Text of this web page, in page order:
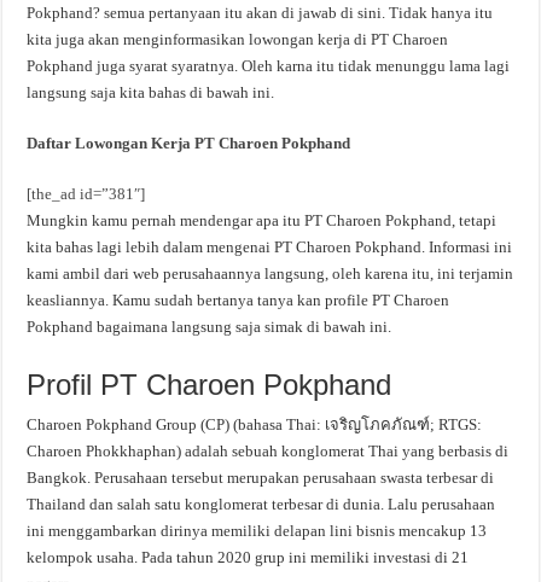
Pokphand? semua pertanyaan itu akan di jawab di sini. Tidak hanya itu
kita juga akan menginformasikan lowongan kerja di PT Charoen
Pokphand juga syarat syaratnya. Oleh karna itu tidak menunggu lama lagi
langsung saja kita bahas di bawah ini.
Daftar Lowongan Kerja PT Charoen Pokphand
[the_ad id=”381″]
Mungkin kamu pernah mendengar apa itu PT Charoen Pokphand, tetapi
kita bahas lagi lebih dalam mengenai PT Charoen Pokphand. Informasi ini
kami ambil dari web perusahaannya langsung, oleh karena itu, ini terjamin
keasliannya. Kamu sudah bertanya tanya kan profile PT Charoen
Pokphand bagaimana langsung saja simak di bawah ini.
Profil PT Charoen Pokphand
Charoen Pokphand Group (CP) (bahasa Thai: เจริญโภคภัณฑ์; RTGS:
Charoen Phokkhaphan) adalah sebuah konglomerat Thai yang berbasis di
Bangkok. Perusahaan tersebut merupakan perusahaan swasta terbesar di
Thailand dan salah satu konglomerat terbesar di dunia. Lalu perusahaan
ini menggambarkan dirinya memiliki delapan lini bisnis mencakup 13
kelompok usaha. Pada tahun 2020 grup ini memiliki investasi di 21